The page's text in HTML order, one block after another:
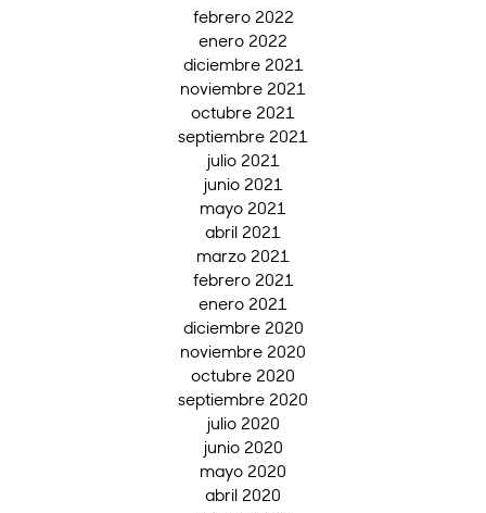
febrero 2022
enero 2022
diciembre 2021
noviembre 2021
octubre 2021
septiembre 2021
julio 2021
junio 2021
mayo 2021
abril 2021
marzo 2021
febrero 2021
enero 2021
diciembre 2020
noviembre 2020
octubre 2020
septiembre 2020
julio 2020
junio 2020
mayo 2020
abril 2020